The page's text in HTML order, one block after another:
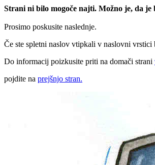
Strani ni bilo mogoče najti. Možno je, da
Prosimo poskusite naslednje.
Če ste spletni naslov vtipkali v naslovni
Do informacij poizkusite priti na domači strani
pojdite na prejšnjo stran.